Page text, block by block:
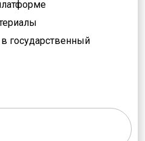
государственный